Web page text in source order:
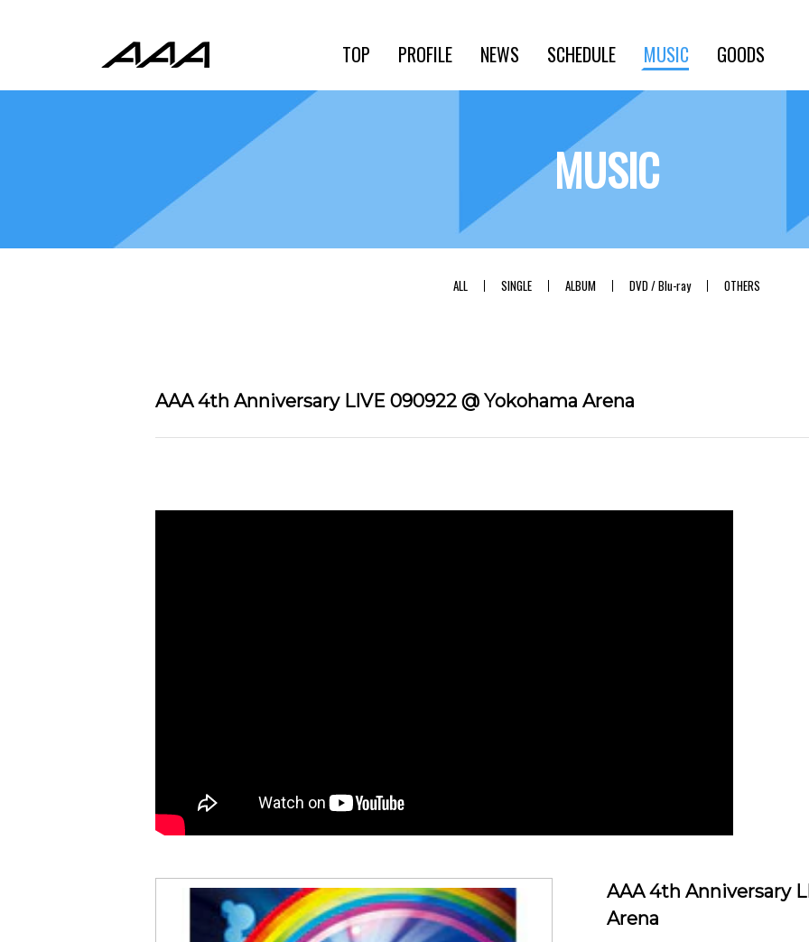
TOP PROFILE NEWS SCHEDULE MUSIC GOODS
MUSIC
ALL SINGLE ALBUM DVD / Blu-ray OTHERS
AAA 4th Anniversary LIVE 090922 @ Yokohama Arena
AAA 4th Anniversary
Arena